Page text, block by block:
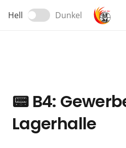
Hell Dunkel
📟B4:
Lagerhalle